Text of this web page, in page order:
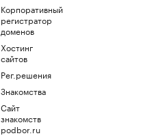
Корпоративный
регистратор
доменов
Хостинг
сайтов
Рег.решения
Знакомства
Сайт
знакомств
podbor.ru